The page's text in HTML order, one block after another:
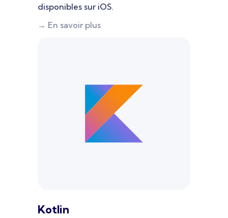
disponibles sur iOS.
→ En savoir plus
Kotlin